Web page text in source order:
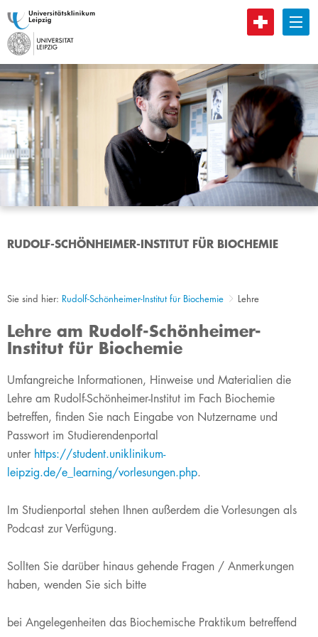
B
RUDOLF-SCHÖNHEIMER-INSTITUT FÜR BIOCHEMIE
Sie sind hier: Rudolf-Schönheimer-Institut für Biochemie Lehre
Lehre am Rudolf-Schönheimer-
Institut für Biochemie
​​​​​​​​​Umfangreiche Informationen, Hinweise und Materialien die
Lehre am Rudolf-Schönheimer-Institut im Fach Biochemie
betreffen, finden Sie nach Eingabe von Nutzername und
Passwort im Studierendenportal
unter https://student.uniklinikum-
leipzig.de/e_learning/vorlesungen.php.
Im Studienportal stehen Ihnen außerdem die Vorlesungen als
Podcast zur Verfügung.
Sollten Sie darüber hinaus gehende Fragen / Anmerkungen
haben, wenden Sie sich bitte
bei Angelegenheiten das Biochemische Praktikum betreffend